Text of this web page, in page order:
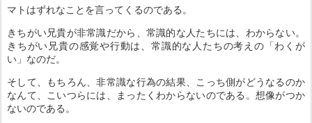
マトはずれなことを言ってくるのである。
きちがい兄貴が非常識だから、常識的な人たちには、わからない。
きちがい兄貴の感覚や行動は、常識的な人たちの考えの「わくが
い」なのだ。
そして、もちろん、非常識な行為の結果、こっち側がどうなるのか
なんて、こいつらには、まったくわからないのである。想像がつか
ないのである。